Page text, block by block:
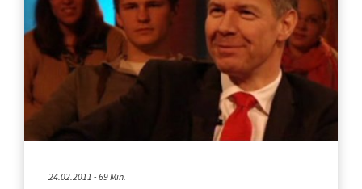
24.02.2011 - 69 Min.